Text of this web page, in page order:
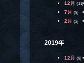
12月 (11)
7月 (9)
2月 (2)
2019年
12月 (8)